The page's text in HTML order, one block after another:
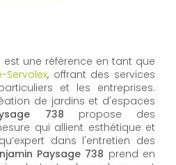
est une référence en tant que
, offrant des services
et les entreprises.
de jardins et d'espaces
738 propose des
qui allient esthétique et
dans l'entretien des
Paysage 738 prend en